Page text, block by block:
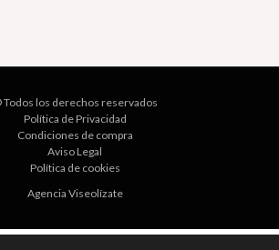
Todos los derechos reservados
Política de Privacidad
Condiciones de compra
Aviso Legal
Política de cookies
Agencia Viseolízate